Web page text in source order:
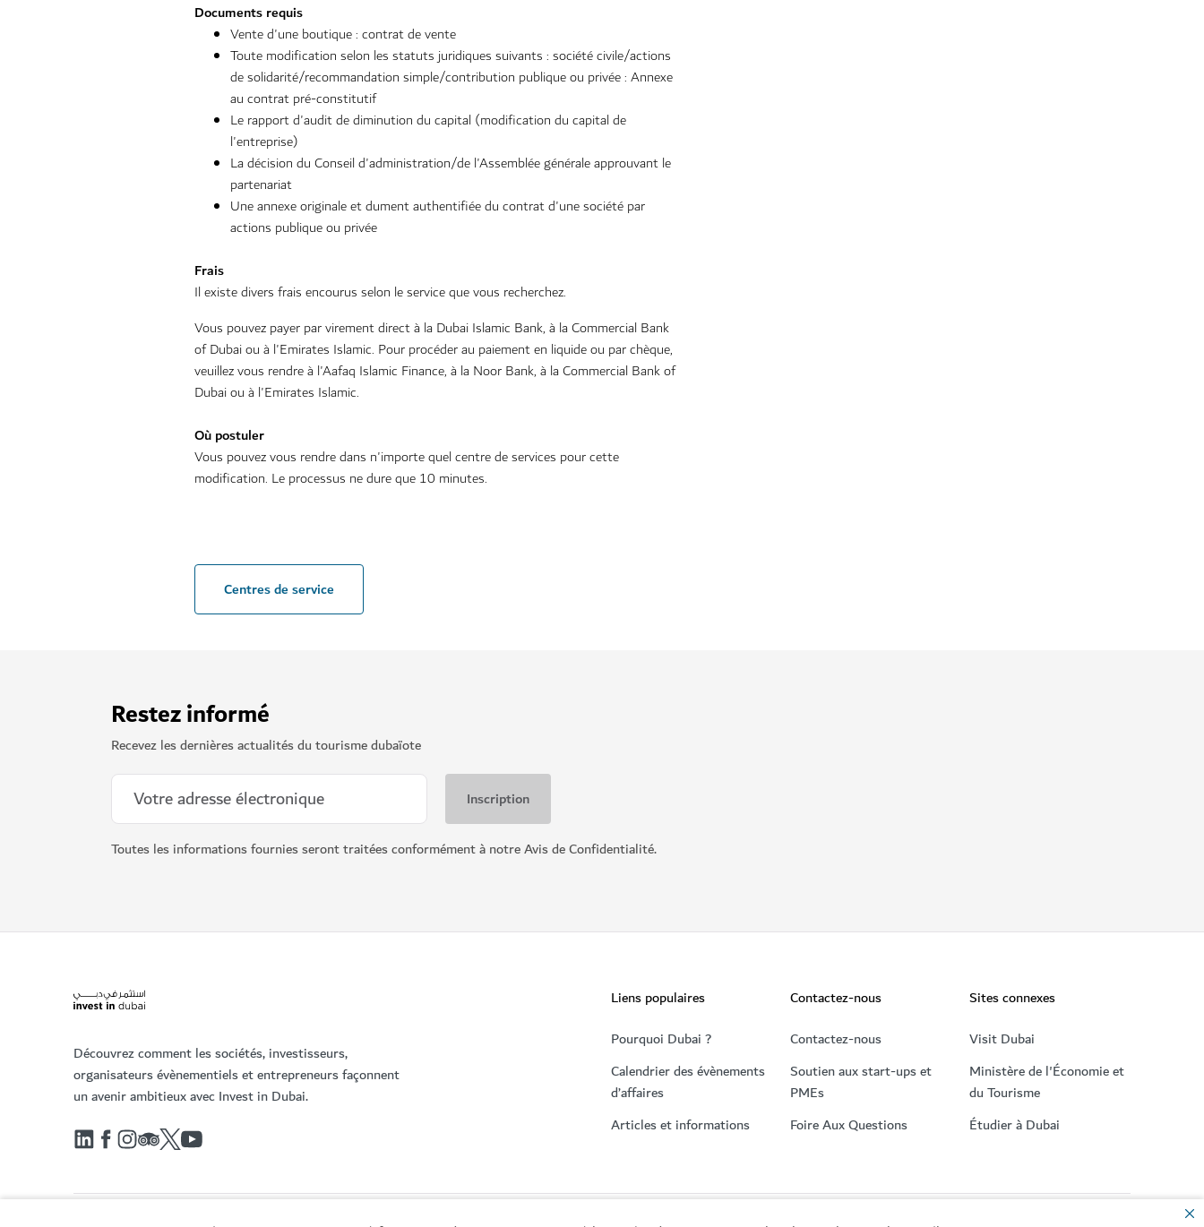
Documents requis
Vente d'une boutique : contrat de vente
Toute modification selon les statuts juridiques suivants : société civile/actions
de solidarité/recommandation simple/contribution publique ou privée : Annexe
au contrat pré-constitutif
Le rapport d'audit de diminution du capital (modification du capital de
l'entreprise)
La décision du Conseil d'administration/de l'Assemblée générale approuvant le
partenariat
Une annexe originale et dument authentifiée du contrat d'une société par
actions publique ou privée
Frais
Il existe divers frais encourus selon le service que vous recherchez.
Vous pouvez payer par virement direct à la Dubai Islamic Bank, à la Commercial Bank
of Dubai ou à l'Emirates Islamic. Pour procéder au paiement en liquide ou par chèque,
veuillez vous rendre à l'Aafaq Islamic Finance, à la Noor Bank, à la Commercial Bank of
Dubai ou à l'Emirates Islamic.
Où postuler
Vous pouvez vous rendre dans n'importe quel centre de services pour cette
modification. Le processus ne dure que 10 minutes.
Centres de service
Restez informé
Recevez les dernières actualités du tourisme dubaïote
Toutes les informations fournies seront traitées conformément à notre Avis de Confidentialité.
Découvrez comment les sociétés, investisseurs,
organisateurs évènementiels et entrepreneurs façonnent
un avenir ambitieux avec Invest in Dubai.
Liens populaires
Pourquoi Dubai ?
Calendrier des évènements
d’affaires
Articles et informations
Contactez-nous
Contactez-nous
Soutien aux start-ups et
PMEs
Foire Aux Questions
Sites connexes
Visit Dubai
Ministère de l'Économie et
du Tourisme
Étudier à Dubai